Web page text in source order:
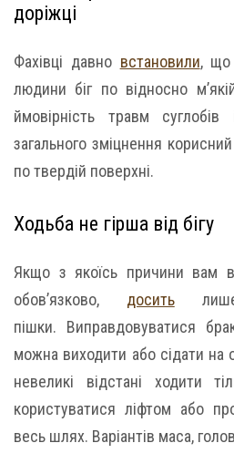
доріжці
Фахівці давно встановили, що
людини біг по відносно
ймовірність травм
загального зміцнення
по твердій поверхні.
Ходьба не гірша від бігу
Якщо з якоїсь причини вам
обов’язково, доситьлише
пішки. Виправдовуватися
можна виходити або сідати на
невеликі відстані ходити
користуватися ліфтом або
весь шлях. Варіантів маса,